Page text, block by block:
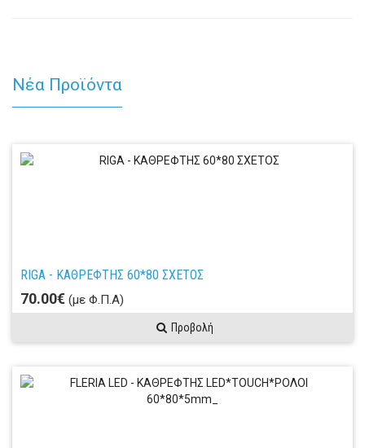
Νέα Προϊόντα
RIGA - ΚΑΘΡΕΦΤΗΣ 60*80 ΣΧΕΤΟΣ
70.00€ (με Φ.Π.Α)
Προβολή